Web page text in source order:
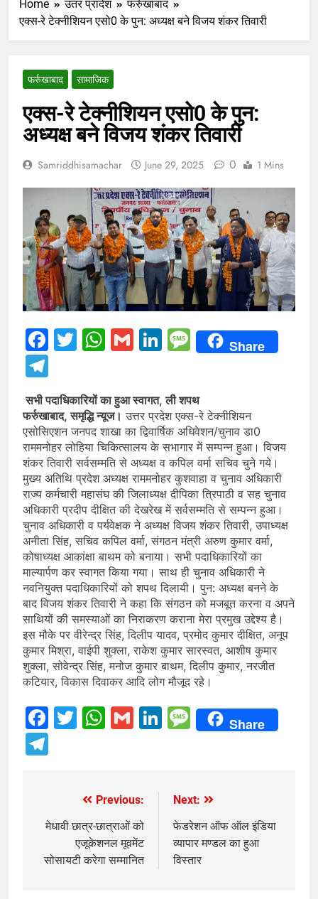
Home उतर प्रादेश
फर्रुखाबाद
एक्स-रे टेक्नीशियन एसो0 के पुन: अध्यक्ष बने विजय शंकर तिवारी
फर्रुखाबाद सामाजिक
एक्स-रे टेक्नीशियन एसो0 के पुन:
अध्यक्ष बने विजय शंकर तिवारी
Samriddhisamachar June 29, 2025 0 1 Mins
Facebook
Twitter
WhatsApp
GmailLinkedIn
Message
Share
सभी पदाधिकारियों का हुआ स्वागत, ली शपथ
फर्रुखाबाद, समृद्धि न्यूज। उत्तर प्रदेश एक्स-रे टेक्नीशियन
एसोसिएशन जनपद शाखा का द्विवार्षिक अधिवेशन/चुनाव डा0
राममनोहर लोहिया चिकित्सालय के सभागार में सम्पन्न हुआ। विजय
शंकर तिवारी सर्वसम्मति से अध्यक्ष व कपिल वर्मा सचिव चुने गये।
मुख्य अतिथि प्रदेश अध्यक्ष राममनोहर कुशवाहा व चुनाव अधिकारी
राज्य कर्मचारी महासंघ की जिलाध्यक्ष दीपिका त्रिपाठी व सह चुनाव
अधिकारी प्रदीप दीक्षित की देखरेख में सर्वसम्मति से सम्पन्न हुआ।
चुनाव अधिकारी व पर्यवेक्षक ने अध्यक्ष विजय शंकर तिवारी, उपाध्यक्ष
अनीता सिंह, सचिव कपिल वर्मा, संगठन मंत्री अरुण कुमार वर्मा,
कोषाध्यक्ष आकांक्षा बाथम को बनाया। सभी पदाधिकारियों का
माल्यार्पण कर स्वागत किया गया। साथ ही चुनाव अधिकारी ने
नवनियुक्त पदाधिकारियों को शपथ दिलायी। पुन: अध्यक्ष बनने के
बाद विजय शंकर तिवारी ने कहा कि संगठन को मजबूत करना व अपने
साथियों की समस्याओं का निराकरण कराना मेरा प्रमुख उद्देश्य है।
इस मौके पर वीरेन्द्र सिंह, दिलीप यादव, प्रमोद कुमार दीक्षित, अनूप
कुमार मिश्रा, वाईपी शुक्ला, राकेश कुमार सारस्वत, आशीष कुमार
शुक्ला, सोवेन्द्र सिंह, मनोज कुमार बाथम, दिलीप कुमार, नरजीत
कटियार, विकास दिवाकर आदि लोग मौजूद रहे।
Facebook
Twitter
WhatsApp
GmailLinkedIn
Message
Share
navigation
Previous:
मेधावी छात्र-छात्राओं को
एजूकेशनल मूवमेंट
सोसायटी करेगा सम्मानित
Next:
फेडरेशन ऑफ ऑल इंडिया
व्यापार मण्डल का हुआ
विस्तार